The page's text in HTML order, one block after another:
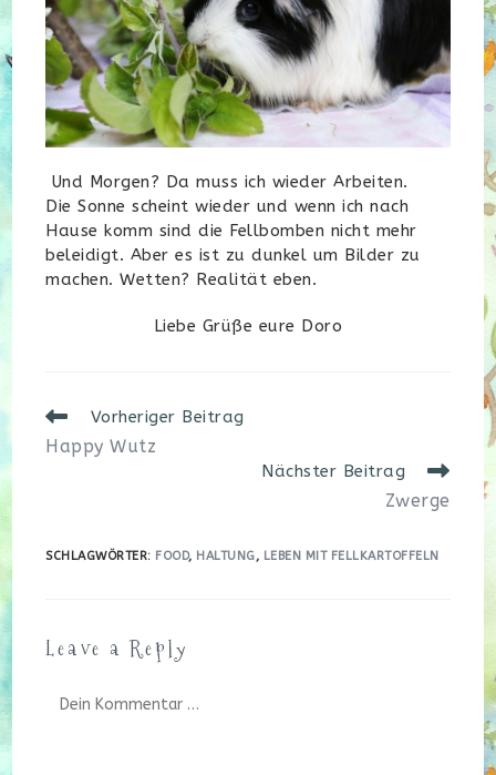
Und Morgen? Da muss ich wieder Arbeiten.
Die Sonne scheint wieder und wenn ich nach
Hause komm sind die Fellbomben nicht mehr
beleidigt. Aber es ist zu dunkel um Bilder zu
machen. Wetten? Realität eben.
Liebe Grüße eure Doro
Weitere
Artikel
ansehen
Vorheriger Beitrag
Happy Wutz
Nächster Beitrag
Zwerge
SCHLAGWÖRTER: FOOD, HALTUNG, LEBEN MIT FELLKARTOFFELN
Leave a Reply
Kommentar